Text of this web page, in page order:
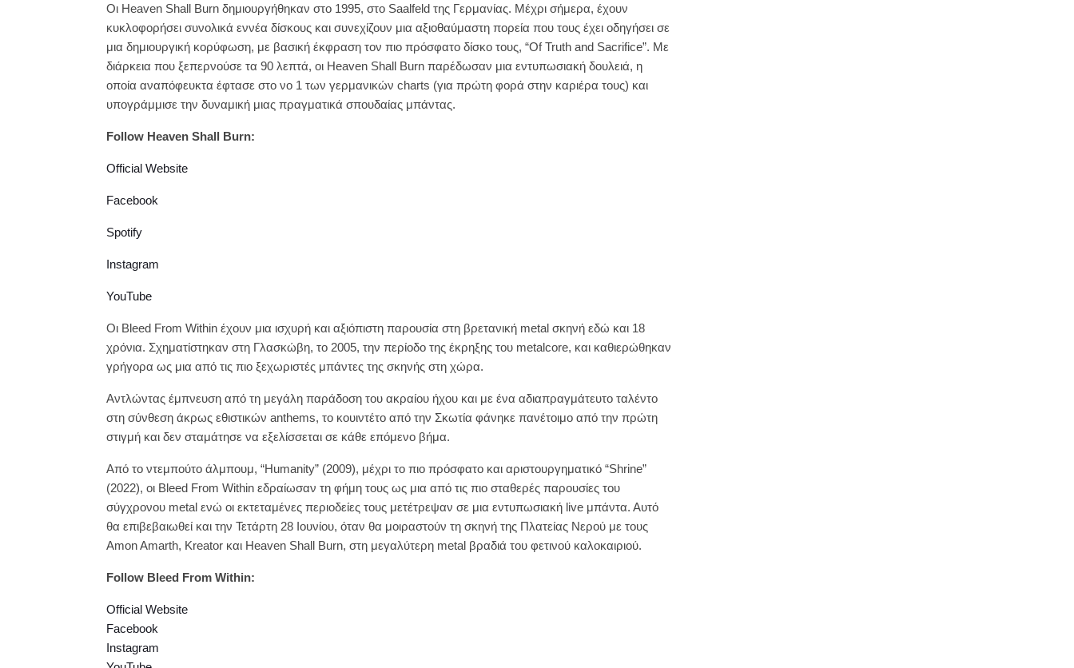
Οι Heaven Shall Burn δημιουργήθηκαν στο 1995, στο Saalfeld της Γερμανίας. Μέχρι σήμερα, έχουν
κυκλοφορήσει συνολικά εννέα δίσκους και συνεχίζουν μια αξιοθαύμαστη πορεία που τους έχει οδηγήσει σε
μια δημιουργική κορύφωση, με βασική έκφραση τον πιο πρόσφατο δίσκο τους, “Of Truth and Sacrifice”. Με
διάρκεια που ξεπερνούσε τα 90 λεπτά, οι Heaven Shall Burn παρέδωσαν μια εντυπωσιακή δουλειά, η
οποία αναπόφευκτα έφτασε στο νο 1 των γερμανικών charts (για πρώτη φορά στην καριέρα τους) και
υπογράμμισε την δυναμική μιας πραγματικά σπουδαίας μπάντας.
Follow Heaven Shall Burn:
Official Website
Facebook
Spotify
Instagram
YouTube
Οι Bleed From Within έχουν μια ισχυρή και αξιόπιστη παρουσία στη βρετανική metal σκηνή εδώ και 18
χρόνια. Σχηματίστηκαν στη Γλασκώβη, το 2005, την περίοδο της έκρηξης του metalcore, και καθιερώθηκαν
γρήγορα ως μια από τις πιο ξεχωριστές μπάντες της σκηνής στη χώρα.
Αντλώντας έμπνευση από τη μεγάλη παράδοση του ακραίου ήχου και με ένα αδιαπραγμάτευτο ταλέντο
στη σύνθεση άκρως εθιστικών anthems, το κουιντέτο από την Σκωτία φάνηκε πανέτοιμο από την πρώτη
στιγμή και δεν σταμάτησε να εξελίσσεται σε κάθε επόμενο βήμα.
Από το ντεμπούτο άλμπουμ, “Humanity” (2009), μέχρι το πιο πρόσφατο και αριστουργηματικό “Shrine”
(2022), οι Bleed From Within εδραίωσαν τη φήμη τους ως μια από τις πιο σταθερές παρουσίες του
σύγχρονου metal ενώ οι εκτεταμένες περιοδείες τους μετέτρεψαν σε μια εντυπωσιακή live μπάντα. Αυτό
θα επιβεβαιωθεί και την Τετάρτη 28 Ιουνίου, όταν θα μοιραστούν τη σκηνή της Πλατείας Νερού με τους
Amon Amarth, Kreator και Heaven Shall Burn, στη μεγαλύτερη metal βραδιά του φετινού καλοκαιριού.
Follow Bleed From Within:
Official Website
Facebook
Instagram